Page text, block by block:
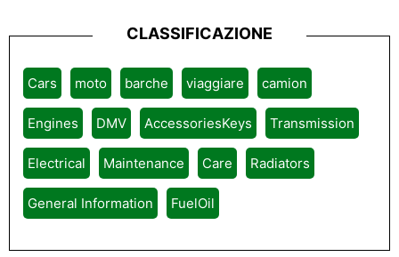
CLASSIFICAZIONE
Cars moto barche viaggiare camion
Engines DMV AccessoriesKeys Transmission
Electrical Maintenance Care Radiators
General Information FuelOil